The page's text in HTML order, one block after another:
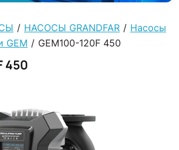
/ НАСОСЫ GRANDFAR / Насосы
GEM / GEM100-120F 450
450